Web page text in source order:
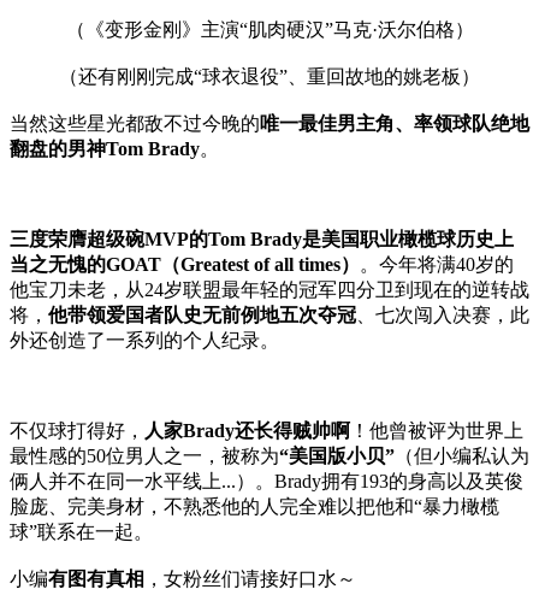
（《变形金刚》主演“肌肉硬汉”马克·沃尔伯格）
（还有刚刚完成“球衣退役”、重回故地的姚老板）
当然这些星光都敌不过今晚的唯一最佳男主角、率领球队绝地
翻盘的男神Tom Brady。
三度荣膺超级碗MVP的Tom Brady是美国职业橄榄球历史上
当之无愧的GOAT（Greatest of all times）
。今年将满40岁的
他宝刀未老，从24岁联盟最年轻的冠军四分卫到现在的逆转战
将， 他带领爱国者队史无前例地五次夺冠 、七次闯入决赛，此
外还创造了一系列的个人纪录。
不仅球打得好， 人家Brady还长得贼帅啊 ！他曾被评为世界上
最性感的50位男人之一，被称为“美国版小贝” （但小编私认为
俩人并不在同一水平线上...）。Brady拥有193的身高以及英俊
脸庞、完美身材，不熟悉他的人完全难以把他和“暴力橄榄
球”联系在一起。
小编有图有真相 ，女粉丝们请接好口水～